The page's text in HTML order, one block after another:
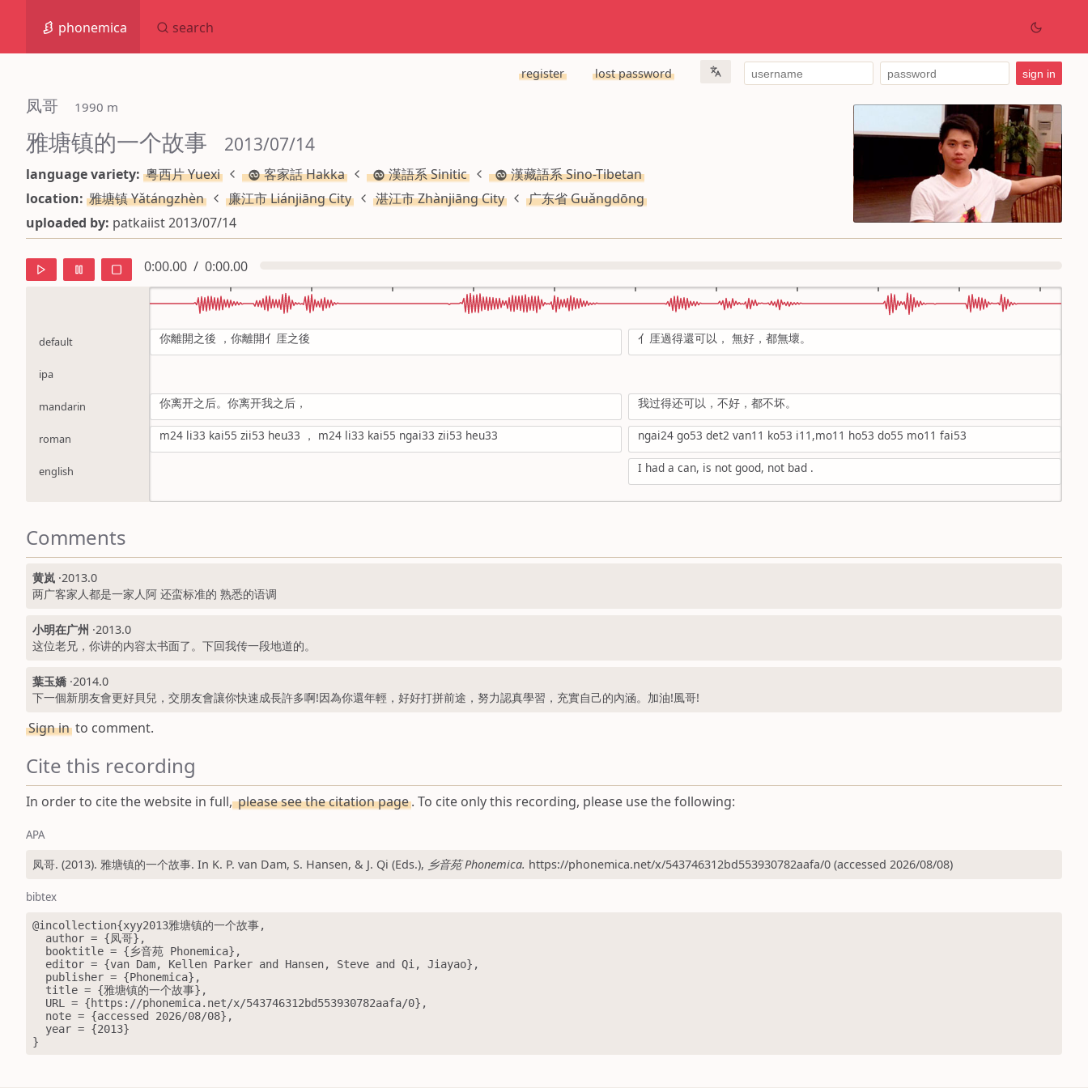
phonemica search
register lost password
凤哥 1990 m
雅塘镇的一个故事 2013/07/14
language variety: 粵西片 Yuexi 客家話 Hakka 漢語系 Sinitic
漢藏語系 Sino-Tibetan
location: 雅塘镇 Yǎtángzhèn 廉江市 Liánjiāng City 湛江市 Zhànjiāng City
广东省 Guǎngdōng
uploaded by: patkaiist 2013/07/14
0:00.00 / 0:00.00
default
ipa
mandarin
roman
english
你離開之後 ，你離開亻厓之後 亻厓過得還可以， 無好，都無壞。
你离开之后。你离开我之后， 我过得还可以，不好，都不坏。
m24 li33 kai55 zii53 heu33 ， m24 li33 kai55 ngai33 zii53 heu33 ngai24 go53 det2 van11 ko53 i11,mo11 ho53 do55 mo11 fai53
I had a can, is not good, not bad .
Comments
黄岚 ·2013.0
两广客家人都是一家人阿 还蛮标准的 熟悉的语调
小明在广州 ·2013.0
这位老兄，你讲的内容太书面了。下回我传一段地道的。
葉玉嬌 ·2014.0
下一個新朋友會更好貝兒，交朋友會讓你快速成長許多啊!因為你還年輕，好好打拼前途，努力認真學習，充實自己的內涵。加油!風哥!
Sign in to comment.
Cite this recording
In order to cite the website in full,please see the citation page. To cite only this recording, please use the following:
APA
凤哥. (2013). 雅塘镇的一个故事. In K. P. van Dam, S. Hansen, & J. Qi (Eds.), 乡音苑 Phonemica. https://phonemica.net/x/543746312bd553930782aafa/0 (accessed 2026/08/08)
bibtex
@incollection{xyy2013雅塘镇的一个故事,
}